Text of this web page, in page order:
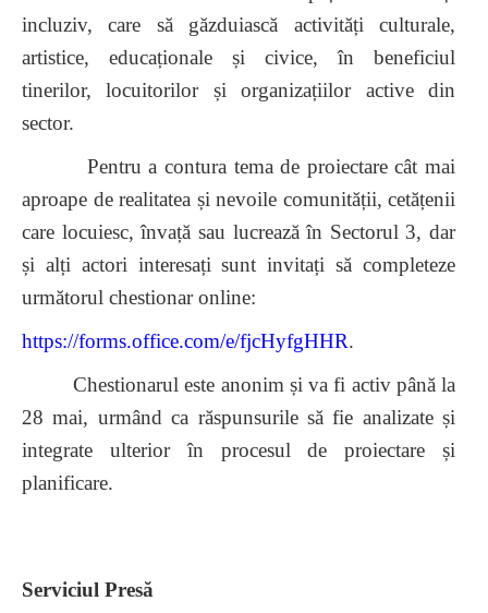
incluziv, care să găzduiască activități culturale,
artistice, educaționale și civice, în beneficiul
tinerilor, locuitorilor și organizațiilor active din
sector.
Pentru a contura tema de proiectare cât mai
aproape de realitatea și nevoile comunității, cetățenii
care locuiesc, învață sau lucrează în Sectorul 3, dar
și alți actori interesați sunt invitați să completeze
următorul chestionar online:
https://forms.office.com/e/fjcHyfgHHR.
Chestionarul este anonim și va fi activ până la
28 mai, urmând ca răspunsurile să fie analizate și
integrate ulterior în procesul de proiectare și
planificare.
Serviciul Presă